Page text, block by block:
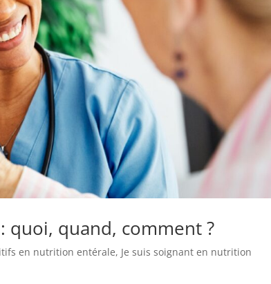
quoi, quand, comment ?
en nutrition entérale, Je suis soignant en nutrition